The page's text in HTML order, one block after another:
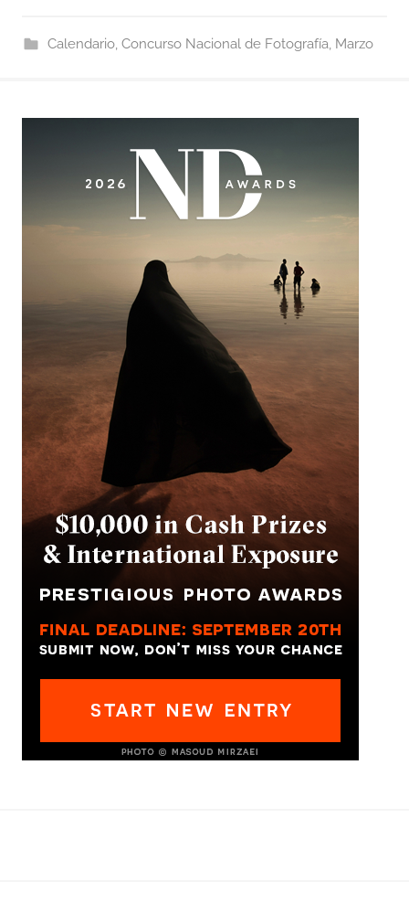
Calendario, Concurso Nacional de Fotografía, Marzo